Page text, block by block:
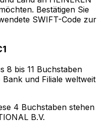
Bestätigen Sie
SWIFT-Code zur
8 bis 11 Buchstaben
und Filiale weltweit
4 Buchstaben stehen
B.V.